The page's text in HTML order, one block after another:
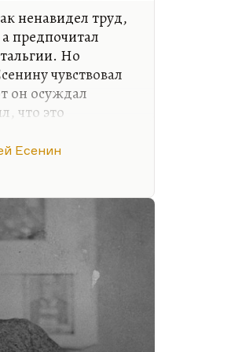
ненавидел труд,
предпочитал
Но
чувствовал
он осуждал
что это
гораздо ближе
Просто,
него посмертно
негативную
как-то…
Есенин